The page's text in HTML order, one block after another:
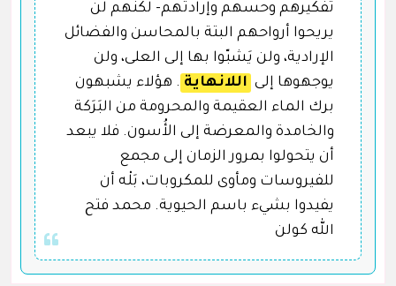
تفكيرهم وحسهم وإرادتهم- لكنهم لن
يريحوا أرواحهم البتة بالمحاسن والفضائل
الإرادية، ولن يَشبّوا بها إلى العلى، ولن
يوجهوها إلى اللانهاية . هؤلاء يشبهون
برك الماء العقيمة والمحرومة من البَرَكة
والخامدة والمعرضة إلى الأُسون. فلا يبعد
أن يتحولوا بمرور الزمان إلى مجمع
للفيروسات ومأوى للمكروبات، بَلْه أن
يفيدوا بشيء باسم الحيوية. محمد فتح
الله كولن